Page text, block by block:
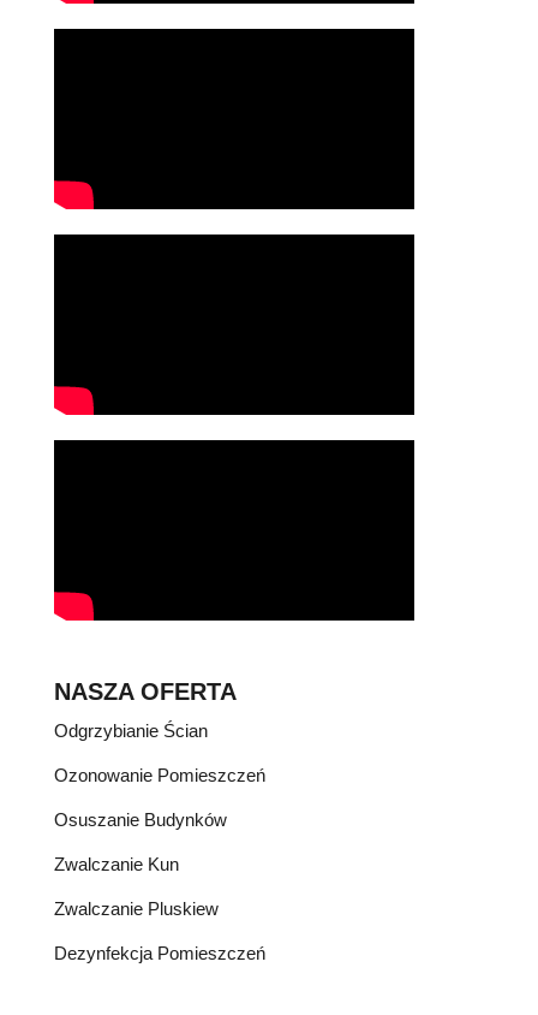
NASZA OFERTA
Odgrzybianie Ścian
Ozonowanie Pomieszczeń
Osuszanie Budynków
Zwalczanie Kun
Zwalczanie Pluskiew
Dezynfekcja Pomieszczeń